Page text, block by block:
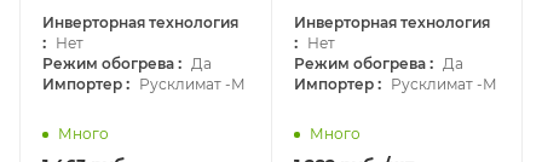
Инверторная технология
: Нет
Режим обогрева : Да
Импортер : Русклимат -М
Много
Инверторная технология
:
Нет
Режим обогрева :
Да
Импортер : Русклимат -М
Много